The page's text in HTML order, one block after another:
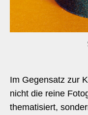
Im Gegensatz zur
nicht die reine
thematisiert,